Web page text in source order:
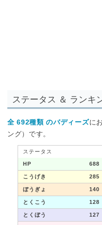
ステータス ＆ ランキ
全 692種類 のバディーズに
ング）です。
ステータス
HP 688
こうげき 285
ぼうぎょ 140
とくこう 128
とくぼう 127